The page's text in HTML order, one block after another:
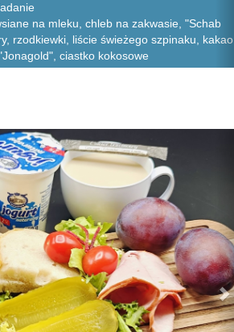
na mleku, chleb na zakwasie, "Schab
rzodkiewki, liście świeżego szpinaku, kakao
ciastko kokosowe